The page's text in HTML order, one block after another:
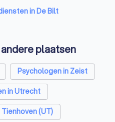
in De Bilt
Diëtisten in De Bilt
in De Bilt
plaatsen
Psychologen in Zeist
in Utrecht
(UT)